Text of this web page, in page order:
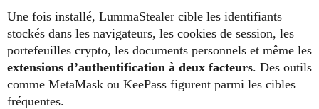
Une fois installé, LummaStealer cible les identifiants
stockés dans les navigateurs, les cookies de session, les
portefeuilles crypto, les documents personnels et même les
extensions d’authentification à deux facteurs. Des outils
comme MetaMask ou KeePass figurent parmi les cibles
fréquentes.